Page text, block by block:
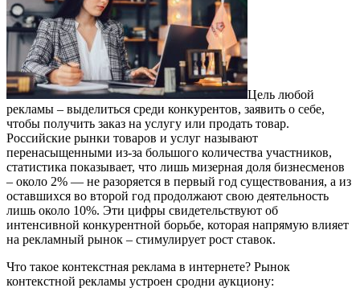
Цель любой
рекламы – выделиться среди конкурентов, заявить о себе,
чтобы получить заказ на услугу или продать товар.
Российские рынки товаров и услуг называют
перенасыщенными из-за большого количества участников,
статистика показывает, что лишь мизерная доля бизнесменов
– около 2% — не разоряется в первый год существования, а из
оставшихся во второй год продолжают свою деятельность
лишь около 10%. Эти цифры свидетельствуют об
интенсивной конкурентной борьбе, которая напрямую влияет
на рекламный рынок – стимулирует рост ставок.
Что такое контекстная реклама в интернете? Рынок
контекстной рекламы устроен сродни аукциону: